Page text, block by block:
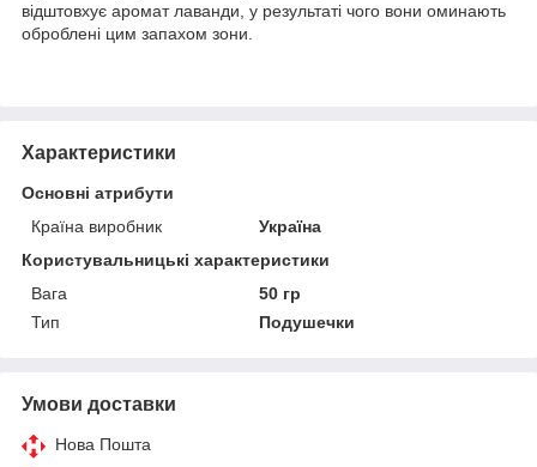
відштовхує аромат лаванди, у результаті чого вони оминають
оброблені цим запахом зони.
Характеристики
Основні атрибути
Країна виробник
Україна
Користувальницькі характеристики
Вага
50 гр
Тип
Подушечки
Умови доставки
Нова Пошта